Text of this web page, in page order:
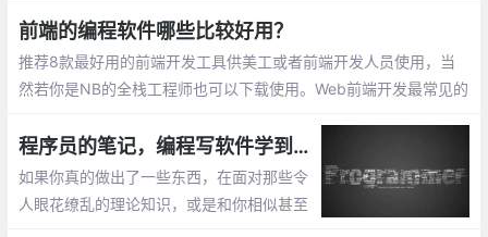
何技能的掌握都是需要不断练习的。在此整
理一些在线运行编程的网站。
前端的编程软件哪些比较好用？
推荐8款最好用的前端开发工具供美工或者前端开发人员使用，当
然若你是NB的全栈工程师也可以下载使用。Web前端开发最常见的
sual Studio Code，简称VS code
程序员的笔记，编程写软件学到的 7 件事
如果你真的做出了一些东西，在面对那些令
人眼花缭乱的理论知识，或是和你相似甚至